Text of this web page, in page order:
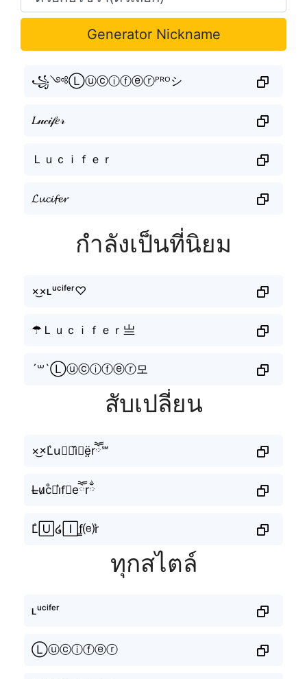
Generator Nickname
꧁༺Ⓛⓤⓒⓘⓕⓔⓡᴾᴿᴼシ
𝐿𝓊𝒸𝒾𝒻𝑒𝓇
Ｌｕｃｉｆｅｒ
𝓛𝓾𝓬𝓲𝓯𝓮𝓻
กำลังเป็นที่นิยม
×͜×ʟᵘᶜⁱᶠᵉʳ♡
☂Ｌｕｃｉｆｅｒ亗
´꒳`Ⓛⓤⓒⓘⓕⓔⓡ모
สับเปลี่ยน
×͜×L͛u⃣𝙘i᷈ⓕë̤rཽ℠
L̶u̷c̊⫶i͛f⃟eཽrྂ
L̐🅄໒🄸f̳⒠r͛
ทุกสไตล์
ʟᵘᶜⁱᶠᵉʳ
Ⓛⓤⓒⓘⓕⓔⓡ